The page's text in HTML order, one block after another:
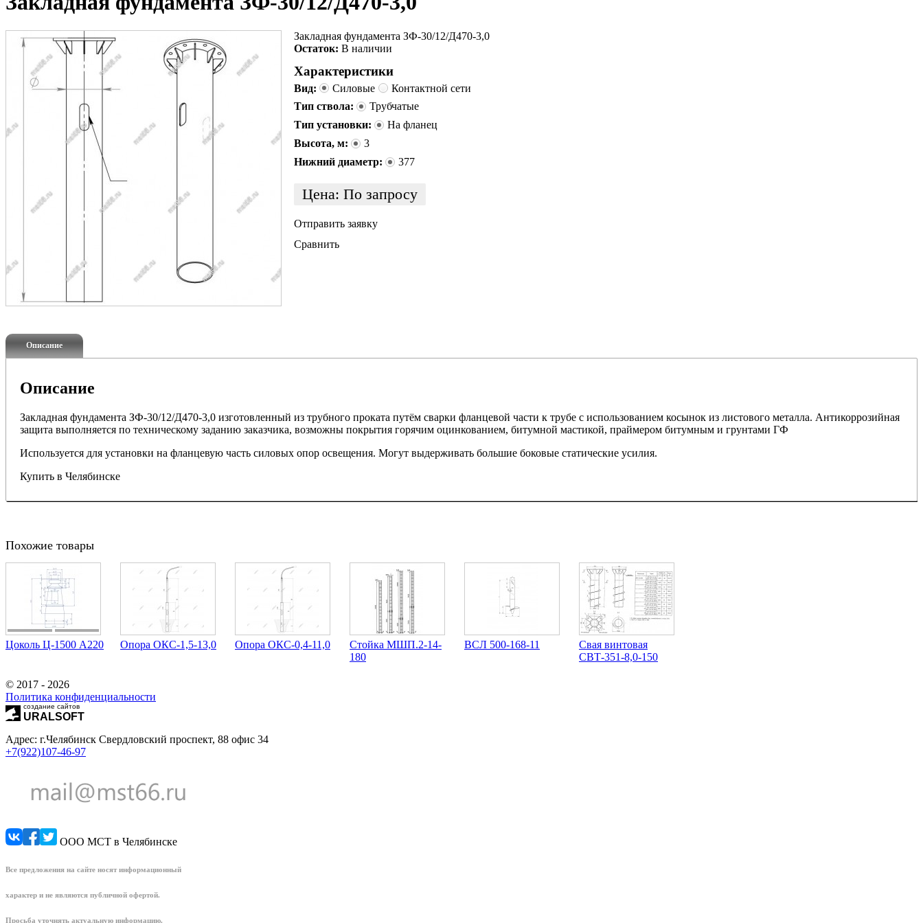
Закладная фундамента ЗФ-30/12/Д470-3,0
Остаток: В наличии
Характеристики
Вид: Силовые
Контактной сети
Тип ствола:
Трубчатые
Тип установки:
На фланец
Высота, м:
3
Нижний диаметр:
377
Цена: По запросу
Отправить заявку
Сравнить
Описание
Описание
Закладная фундамента ЗФ-30/12/Д470-3,0 изготовленный из трубного проката путём сварки фланцевой части к трубе с использованием косынок из листового металла. Антикоррозийная
защита выполняется по техническому заданию заказчика, возможны покрытия горячим оцинкованием, битумной мастикой, праймером битумным и грунтами ГФ
Используется для установки на фланцевую часть силовых опор освещения. Могут выдерживать большие боковые статические усилия.
Купить в Челябинске
Похожие товары
Цоколь Ц-1500 А220 Опора ОКС-1,5-13,0 Опора ОКС-0,4-11,0
Стойка МШП.2-14-
180
ВСЛ 500-168-11
Свая винтовая
СВТ-351-8,0-150
© 2017 - 2026
Политика конфиденциальности
создание сайтов
URALSOFT
Адрес: г.Челябинск Свердловский проспект, 88 офис 34
+7(922)107-46-97
ООО МСТ в Челябинске
Все предложения на сайте носят информационный
характер и не являются публичной офертой.
Просьба уточнять актуальную информацию.